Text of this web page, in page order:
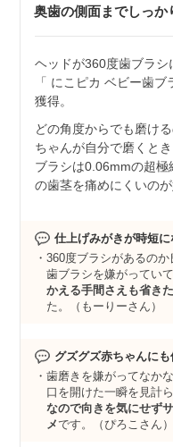
奥歯の側面までしっ
ヘッドが360度歯ブラ
「 にこピカ ベビー歯
獲得。
どの角度からでも磨け
ちゃんが自分で磨くと
ブラシは0.06mmの超
の歯茎を痛めにくいの
仕上げみがきが時短に
360度ブラシがあるの
歯ブラシを嫌がっていて
かえる手間さえも省き
た。（もーりーさん）
グズグズ赤ちゃんにも
歯磨きを嫌がってなか
口を開けた一瞬を見計
なので向きを気にせず
メです。（ぴろこさん）